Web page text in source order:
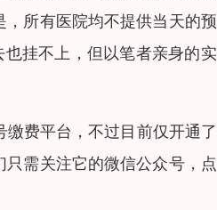
所有医院均不提供当天的
挂不上，但以笔者亲身的
费平台，不过目前仅开通
需关注它的微信公众号，